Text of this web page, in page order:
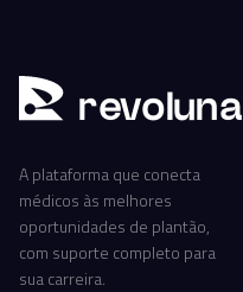
revoluna
A plataforma que conecta
médicos às melhores
oportunidades de plantão,
com suporte completo para
sua carreira.